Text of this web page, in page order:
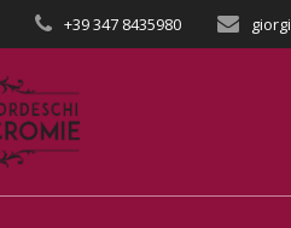
+39 347 8435980